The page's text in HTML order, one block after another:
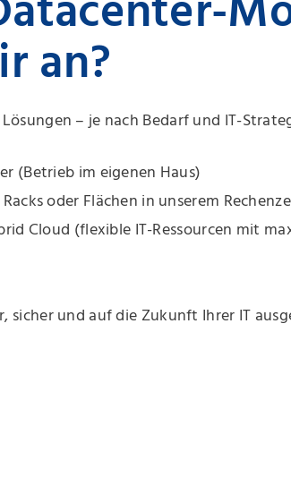
an?
– je nach Bedarf und IT-
(Betrieb im eigenen Haus)
oder Flächen in unserem
Cloud (flexible IT-Ressourcen mit
sicher und auf die Zukunft Ihrer IT